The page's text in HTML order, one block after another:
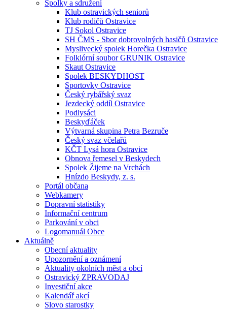
Spolky a sdružení
Klub ostravických seniorů
Klub rodičů Ostravice
TJ Sokol Ostravice
SH ČMS - Sbor dobrovolných hasičů Ostravice
Myslivecký spolek Horečka Ostravice
Folklórní soubor GRUNIK Ostravice
Skaut Ostravice
Spolek BESKYDHOST
Sportovky Ostravice
Český rybářský svaz
Jezdecký oddíl Ostravice
Podlysáci
Beskyďáček
Výtvarná skupina Petra Bezruče
Český svaz včelařů
KČT Lysá hora Ostravice
Obnova řemesel v Beskydech
Spolek Žijeme na Vrchách
Hnízdo Beskydy, z. s.
Portál občana
Webkamery
Dopravní statistiky
Informační centrum
Parkování v obci
Logomanuál Obce
Aktuálně
Obecní aktuality
Upozornění a oznámení
Aktuality okolních měst a obcí
Ostravický ZPRAVODAJ
Investiční akce
Kalendář akcí
Slovo starostky